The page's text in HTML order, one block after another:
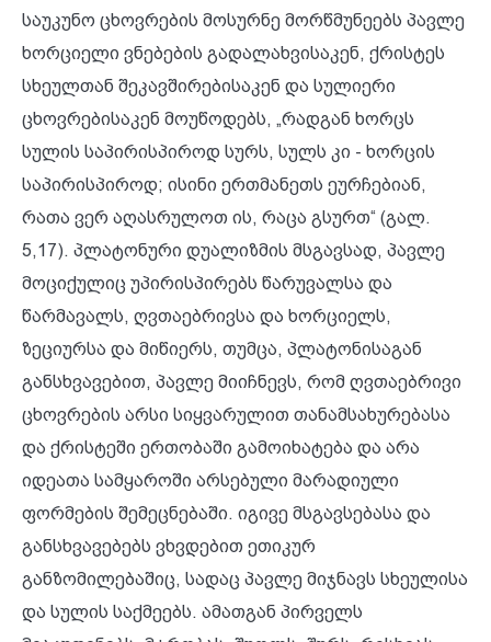
საუკუნო ცხოვრების მოსურნე მორწმუნეებს პავლე
ხორციელი ვნებების გადალახვისაკენ, ქრისტეს
სხეულთან შეკავშირებისაკენ და სულიერი
ცხოვრებისაკენ მოუწოდებს, „რადგან ხორცს
სულის საპირისპიროდ სურს, სულს კი - ხორცის
საპირისპიროდ; ისინი ერთმანეთს ეურჩებიან,
რათა ვერ აღასრულოთ ის, რაცა გსურთ“ (გალ.
5,17). პლატონური დუალიზმის მსგავსად, პავლე
მოციქულიც უპირისპირებს წარუვალსა და
წარმავალს, ღვთაებრივსა და ხორციელს,
ზეციურსა და მიწიერს, თუმცა, პლატონისაგან
განსხვავებით, პავლე მიიჩნევს, რომ ღვთაებრივი
ცხოვრების არსი სიყვარულით თანამსახურებასა
და ქრისტეში ერთობაში გამოიხატება და არა
იდეათა სამყაროში არსებული მარადიული
ფორმების შემეცნებაში. იგივე მსგავსებასა და
განსხვავებებს ვხვდებით ეთიკურ
განზომილებაშიც, სადაც პავლე მიჯნავს სხეულისა
და სულის საქმეებს. ამათგან პირველს